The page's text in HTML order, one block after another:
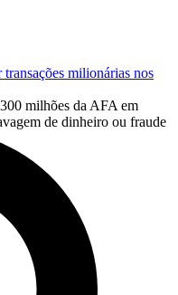
milionárias nos
milhões da AFA em
de dinheiro ou fraude